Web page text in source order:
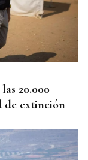
20.000
de extinción